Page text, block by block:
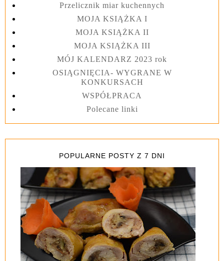
Przelicznik miar kuchennych
MOJA KSIĄŻKA I
MOJA KSIĄŻKA II
MOJA KSIĄŻKA III
MÓJ KALENDARZ 2023 rok
OSIĄGNIĘCIA- WYGRANE W
KONKURSACH
WSPÓŁPRACA
Polecane linki
POPULARNE POSTY Z 7 DNI